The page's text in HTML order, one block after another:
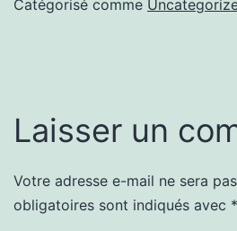
Catégorisé comme
Laisser un
Votre adresse e-mail ne sera
obligatoires sont indiqués avec *